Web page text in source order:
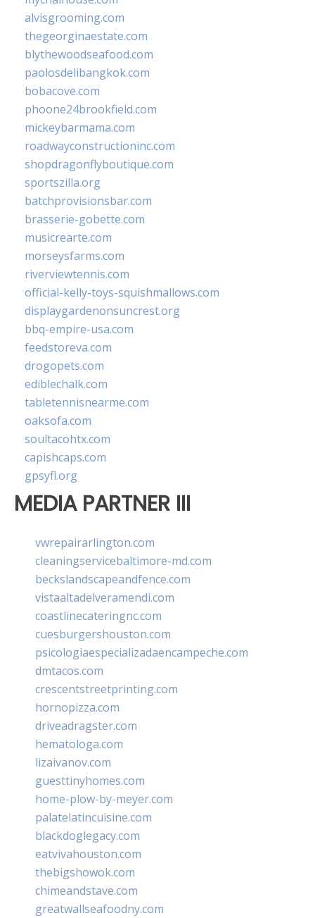
alvisgrooming.com
thegeorginaestate.com
blythewoodseafood.com
paolosdelibangkok.com
bobacove.com
phoone24brookfield.com
mickeybarmama.com
roadwayconstructioninc.com
shopdragonflyboutique.com
sportszilla.org
batchprovisionsbar.com
brasserie-gobette.com
musicrearte.com
morseysfarms.com
riverviewtennis.com
official-kelly-toys-squishmallows.com
displaygardenonsuncrest.org
bbq-empire-usa.com
feedstoreva.com
drogopets.com
ediblechalk.com
tabletennisnearme.com
oaksofa.com
soultacohtx.com
capishcaps.com
gpsyfl.org
MEDIA PARTNER III
vwrepairarlington.com
cleaningservicebaltimore-md.com
beckslandscapeandfence.com
vistaaltadelveramendi.com
coastlinecateringnc.com
cuesburgershouston.com
psicologiaespecializadaencampeche.com
dmtacos.com
crescentstreetprinting.com
hornopizza.com
driveadragster.com
hematologa.com
lizaivanov.com
guesttinyhomes.com
home-plow-by-meyer.com
palatelatincuisine.com
blackdoglegacy.com
eatvivahouston.com
thebigshowok.com
chimeandstave.com
greatwallseafoodny.com